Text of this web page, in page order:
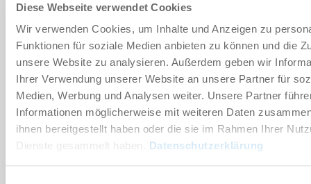
Diese Webseite verwendet Cookies
Wir verwenden Cookies, um Inhalte und Anzeigen zu
Funktionen für soziale Medien anbieten zu können und die
unsere Website zu analysieren. Außerdem geben wir
Ihrer Verwendung unserer Website an unsere Partner für
Medien, Werbung und Analysen weiter. Unsere Partner
Informationen möglicherweise mit weiteren Daten
ihnen bereitgestellt haben oder die sie im Rahmen Ihrer
Dienste gesammelt haben. Datenschutzerklärung
NACHRICHT